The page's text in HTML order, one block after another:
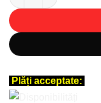
Plăți acceptate: